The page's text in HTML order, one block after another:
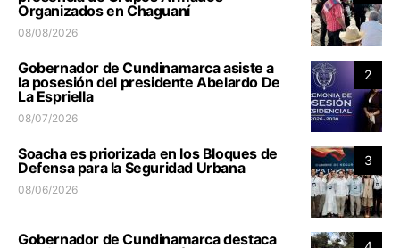
Organizados en Chaguaní
08/08/2026
2
Gobernador de Cundinamarca asiste a
la posesión del presidente Abelardo De
La Espriella
08/07/2026
3
Soacha es priorizada en los Bloques de
Defensa para la Seguridad Urbana
08/06/2026
Gobernador de Cundinamarca destaca